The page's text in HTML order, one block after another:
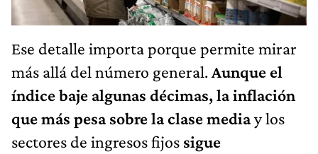
Ese detalle importa porque permite mirar
más allá del número general.Aunque el
índice baje algunas décimas, la inflación
que más pesa sobre la clase mediay los
sectores de ingresos fijos sigue